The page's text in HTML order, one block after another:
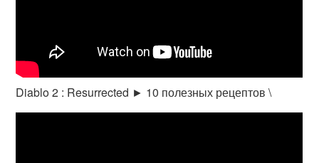
Diablo 2 : Resurrected ► 10 полезных рецептов \